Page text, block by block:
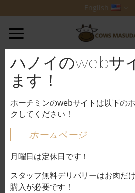
to
content
English
ハノイのwebサ
ます！
ホーチミンのwebサイトは以下の
クしてください！
ホームページ
月曜日は定休日です！
スタッフ無料デリバリーはお肉だ
購入が必要です！